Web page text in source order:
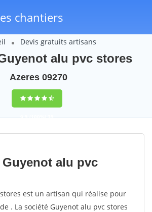
chantiers
Devis gratuits artisans
alu pvc stores
Azeres 09270
9,5(100%)35
votes
alu pvc
est un artisan qui réalise pour
. La société Guyenot alu pvc stores